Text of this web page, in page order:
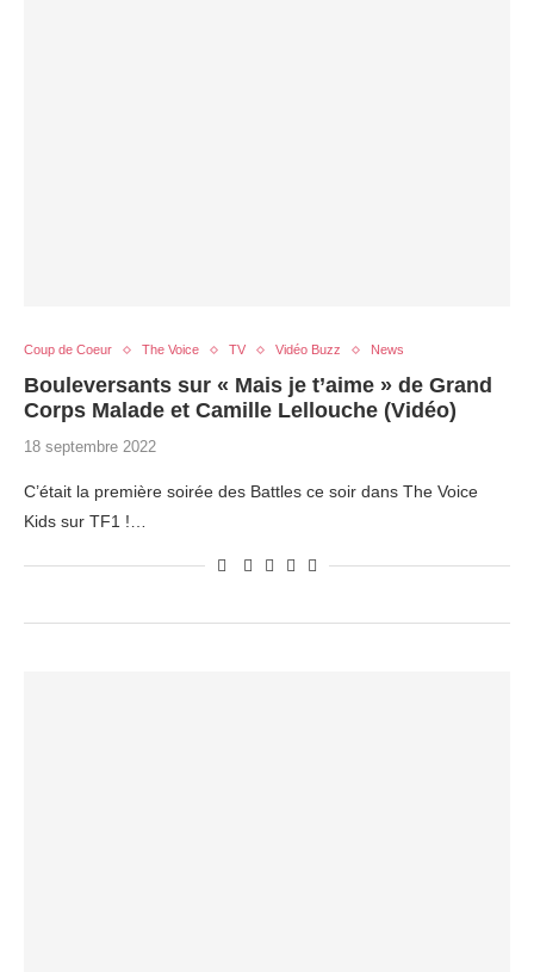
Coup de Coeur The Voice TV Vidéo Buzz News
Bouleversants sur « Mais je t’aime » de Grand
Corps Malade et Camille Lellouche (Vidéo)
18 septembre 2022
C’était la première soirée des Battles ce soir dans The Voice
Kids sur TF1 !…